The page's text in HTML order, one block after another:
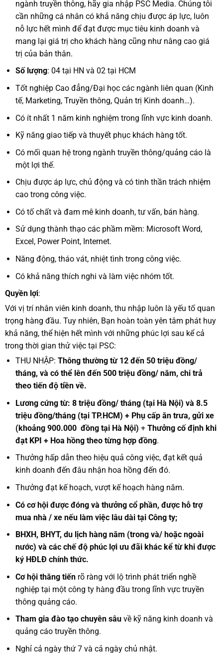
ngành truyền thông, hãy gia nhập PSC Media. Chúng tôi
cần những cá nhân có khả năng chịu được áp lực, luôn
nỗ lực hết mình để đạt được mục tiêu kinh doanh và
mang lại giá trị cho khách hàng cũng như nâng cao giá
trị của bản thân.
Số lượng: 04 tại HN và 02 tại HCM
Tốt nghiệp Cao đẳng/Đại học các ngành liên quan (Kinh
tế, Marketing, Truyền thông, Quản trị Kinh doanh…).
Có ít nhất 1 năm kinh nghiệm trong lĩnh vực kinh doanh.
Kỹ năng giao tiếp và thuyết phục khách hàng tốt.
Có mối quan hệ trong ngành truyền thông/quảng cáo là
một lợi thế.
Chịu được áp lực, chủ động và có tinh thần trách nhiệm
cao trong công việc.
Có tố chất và đam mê kinh doanh, tư vấn, bán hàng.
Sử dụng thành thạo các phầm mềm: Microsoft Word,
Excel, Power Point, Internet.
Năng động, tháo vát, nhiệt tình trong công việc.
Có khả năng thích nghi và làm việc nhóm tốt.
Quyền lợi:
Với vị trí nhân viên kinh doanh, thu nhập luôn là yếu tố quan
trọng hàng đầu. Tuy nhiên, Bạn hoàn toàn yên tâm phát huy
khả năng, thể hiện hết mình với những phúc lợi sau kể cả
trong thời gian thử việc tại PSC:
THU NHẬP: Thông thường từ 12 đến 50 triệu đồng/
tháng, và có thể lên đến 500 triệu đồng/ năm, chi trả
theo tiến độ tiền về.
Lương cứng từ: 8 triệu đồng/ tháng (tại Hà Nội) và 8.5
triệu đồng/tháng (tại TP.HCM) + Phụ cấp ăn trưa, gửi xe
(khoảng 900.000 đồng tại Hà Nội) + Thưởng cố định khi
đạt KPI + Hoa hồng theo từng hợp đồng.
Thưởng hấp dẫn theo hiệu quả công việc, đạt kết quả
kinh doanh đến đâu nhận hoa hồng đến đó.
Thưởng đạt kế hoạch, vượt kế hoạch hàng năm.
Có cơ hội được đóng và thưởng cổ phần, được hỗ trợ
mua nhà / xe nếu làm việc lâu dài tại Công ty;
BHXH, BHYT, du lịch hàng năm (trong và/ hoặc ngoài
nước) và các chế độ phúc lợi ưu đãi khác kể từ khi được
ký HĐLĐ chính thức.
Cơ hội thăng tiếnrõ ràng với lộ trình phát triển nghề
nghiệp tại một công ty hàng đầu trong lĩnh vực truyền
thông quảng cáo.
Tham gia đào tạo chuyên sâuvề kỹ năng kinh doanh và
quảng cáo truyền thông.
Nghỉ cả ngày thứ 7 và cả ngày chủ nhật.